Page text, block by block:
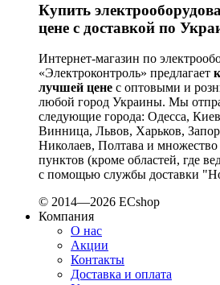
Купить
цене с доставкой по
Интернет-магазин по
«Электроконтроль» предлагает
лучшей цене с оптовыми и
любой город Украины. Мы
следующие города: Одесса,
Винница, Львов, Харьков,
Николаев, Полтава и
пунктов (кроме областей, где
с помощью службы доставки
© 2014—2026 ECshop
Компания
О нас
Акции
Контакты
Доставка и оплата